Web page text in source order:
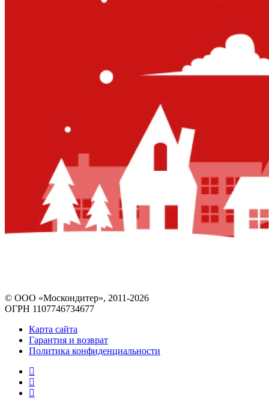
© ООО «Москондитер», 2011-2026
ОГРН 1107746734677
Карта сайта
Гарантия и возврат
Политика конфиденциальности